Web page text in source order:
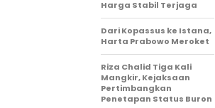
Harga Stabil Terjaga
Dari Kopassus ke Istana,
Harta Prabowo Meroket
Riza Chalid Tiga Kali
Mangkir, Kejaksaan
Pertimbangkan
Penetapan Status Buron